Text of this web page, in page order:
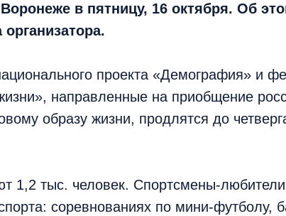
в пятницу, 16 октября. Об
проекта «Демография» и
направленные на приобщение
образу жизни, продлятся до
1,2 тыс. человек. Спортсмены-
соревнованиях по мини-футболу,